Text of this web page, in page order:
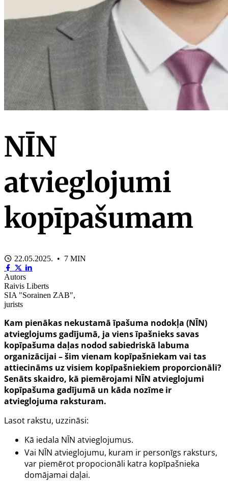
NĪN
atvieglojumi
kopīpašumam
22.05.2025. • 7 MIN
Autors
Raivis Liberts
SIA "Sorainen ZAB",
jurists
Kam pienākas nekustamā īpašuma nodokļa (NĪN)
atvieglojums gadījumā, ja viens īpašnieks savas
kopīpašuma daļas nodod sabiedriskā labuma
organizācijai – šim vienam kopīpašniekam vai tas
attiecināms uz visiem kopīpašniekiem proporcionāli?
Senāts skaidro, kā piemērojami NĪN atvieglojumi
kopīpašuma gadījumā un kāda nozīme ir
atvieglojuma raksturam.
Lasot rakstu, uzzināsi:
Kā iedala NĪN atvieglojumus.
Vai NĪN atvieglojumu, kuram ir personīgs raksturs,
var piemērot propocionāli katra kopīpašnieka
domājamai daļai.